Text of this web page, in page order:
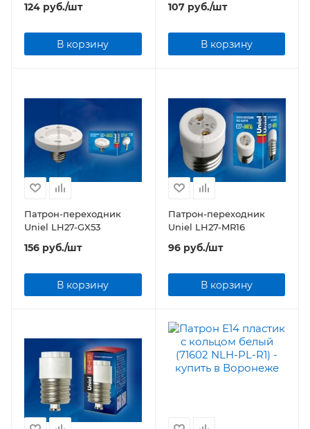
124 руб./шт
В корзину
107руб./шт
В корзину
Патрон-переходник
Uniel LH27-GX53
156 руб./шт
В корзину
Патрон-переходник
Uniel LH27-MR16
96руб./шт
В корзину